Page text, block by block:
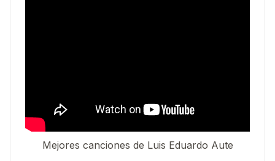
Mejores canciones de Luis Eduardo Aute